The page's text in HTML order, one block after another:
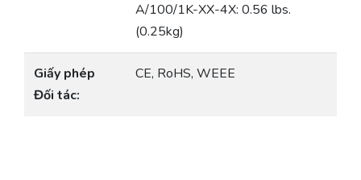
A/100/1K-XX-4X: 0.56 lbs.
(0.25kg)
Giấy phép
Đối tác:
CE, RoHS, WEEE